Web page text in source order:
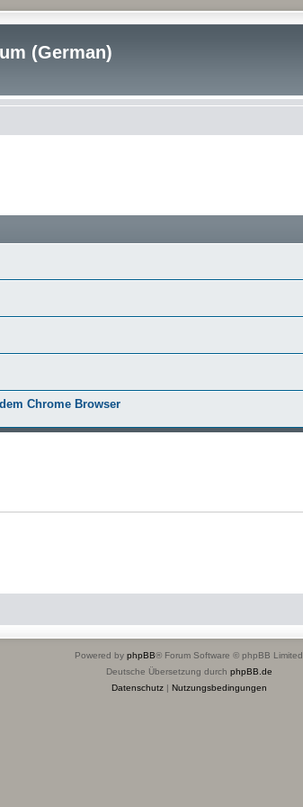
(German)
Chrome Browser
Powered by phpBB® Forum Software © phpBB Limited
Deutsche Übersetzung durch phpBB.de
Datenschutz| Nutzungsbedingungen